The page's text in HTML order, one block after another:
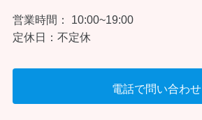
営業時間： 10:00~19:00
定休日：不定休
電話で問い合わせ